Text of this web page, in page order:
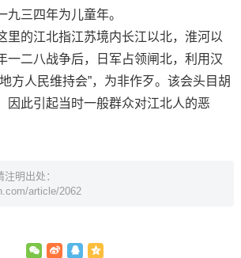
九三四年为儿童年。
的江北指江苏境内长江以北，淮河以
一二八战争后，日军占领闸北，利用汉
方人民维持会”，为非作歹。该会头目胡
因此引起当时一般群众对江北人的恶
明出处：
article/2062